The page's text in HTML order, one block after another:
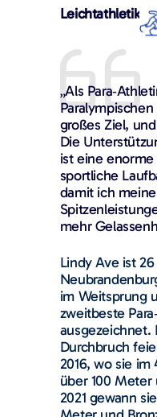
Leichtathletik
„Als
großes Ziel,
Die
ist eine
sportliche
damit ich
mehr
Lindy Ave ist
im Weitsprung
zweitbeste
ausgezeichnet.
Durchbruch
2016, wo sie im
über 100
2021 gewann